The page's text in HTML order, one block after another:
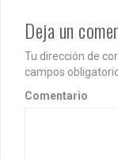
g
a
t
Deja un
Tu dirección de
campos
Comentario